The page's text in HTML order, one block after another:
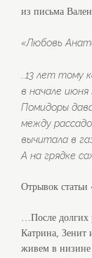
из письма
«Любовь
...13 лет
в начале июня
Помидоры
между
вычитала в
А на грядке
Отрывок
…После долгих
Катрина, Зенит
живем в низине